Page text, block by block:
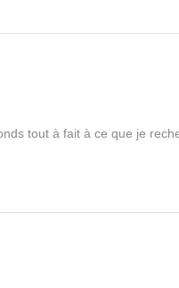
tout à fait à ce que je